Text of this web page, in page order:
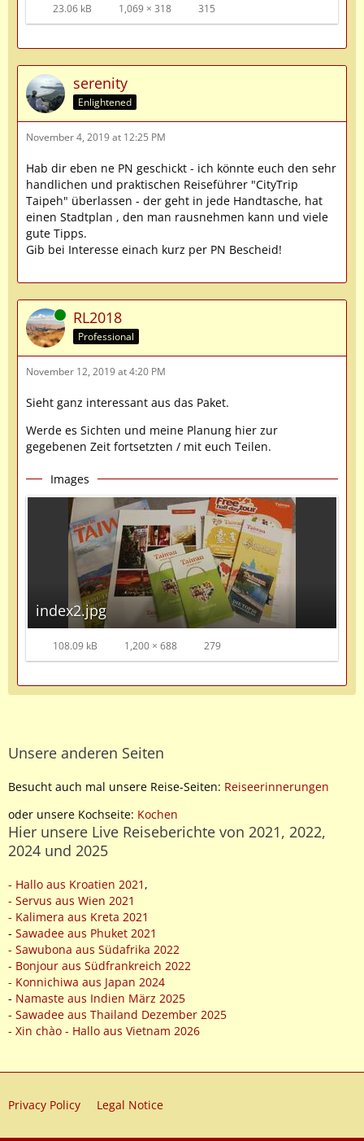
23.06 kB 1,069 × 318 315
serenity
Enlightened
November 4, 2019 at 12:25 PM
Hab dir eben ne PN geschickt - ich könnte euch den sehr
handlichen und praktischen Reiseführer "CityTrip
Taipeh" überlassen - der geht in jede Handtasche, hat
einen Stadtplan , den man rausnehmen kann und viele
gute Tipps.
Gib bei Interesse einach kurz per PN Bescheid!
Online RL2018
Professional
November 12, 2019 at 4:20 PM
Sieht ganz interessant aus das Paket.
Werde es Sichten und meine Planung hier zur
gegebenen Zeit fortsetzten / mit euch Teilen.
Images
index2.jpg
108.09 kB 1,200 × 688 279
Unsere anderen Seiten
Besucht auch mal unsere Reise-Seiten: Reiseerinnerungen
oder unsere Kochseite: Kochen
Hier unsere Live Reiseberichte von 2021, 2022,
2024 und 2025
- Hallo aus Kroatien 2021 ,
- Servus aus Wien 2021
- Kalimera aus Kreta 2021
- Sawadee aus Phuket 2021
- Sawubona aus Südafrika 2022
- Bonjour aus Südfrankreich 2022
- Konnichiwa aus Japan 2024
- Namaste aus Indien März 2025
- Sawadee aus Thailand Dezember 2025
- Xin chào - Hallo aus Vietnam 2026
Privacy Policy Legal Notice